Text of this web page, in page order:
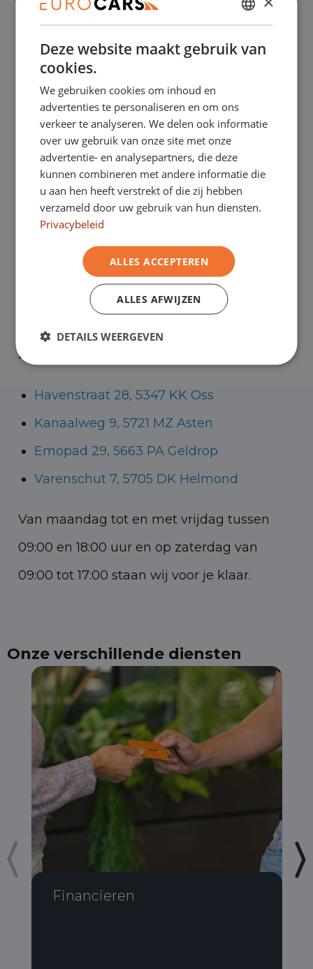
Financial lease – Soepele acceptatie
Gratis thuisbezorgd bij online aankoop
Onze showrooms
Je bent van harte welkom in een van onze
showrooms om de occasions te bekijken –
en natuurlijk voor een lekkere kop koffie!
kunt in Asten terecht voor onze
bedrijfswagens en in Oss, Geldrop en
bedrijfswagens.
Havenstraat 28, 5347 KK Oss
Kanaalweg 9, 5721 MZ Asten
Emopad 29, 5663 PA Geldrop
Varenschut 7, 5705 DK Helmond
Van maandag tot en met vrijdag tussen
09:00 en 18:00 uur en op zaterdag van
09:00 tot 17:00 staan wij voor je klaar.
Onze verschillende diensten
Financieren
DUTCH
ENGLISH
Deze website maakt gebruik van
cookies.
We gebruiken cookies om inhoud en
advertenties te personaliseren en om ons
verkeer te analyseren. We delen ook informatie
over uw gebruik van onze site met onze
advertentie- en analysepartners, die deze
kunnen combineren met andere informatie die
u aan hen heeft verstrekt of die zij hebben
verzameld door uw gebruik van hun diensten.
Privacybeleid
ALLES ACCEPTEREN
ALLES AFWIJZEN
DETAILS WEERGEVEN